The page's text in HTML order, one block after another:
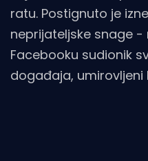
ratu. Postignuto je
neprijateljske snage -
Facebooku sudionik
događaja, umirovljeni